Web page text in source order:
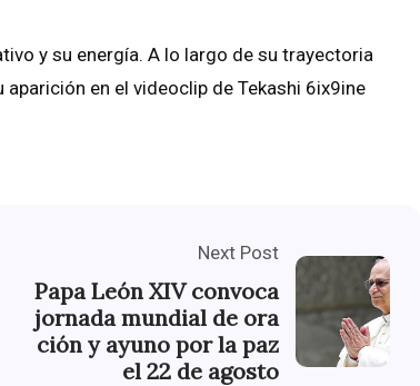
y su energía. A lo largo de su trayectoria
en el videoclip de Tekashi 6ix9ine
Next Post
Papa León XIV convoca
jornada mundial de ora
ción y ayuno por la paz
el 22 de agosto